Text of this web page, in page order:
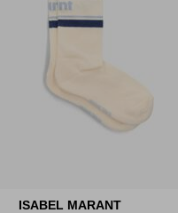
ISABEL MARANT